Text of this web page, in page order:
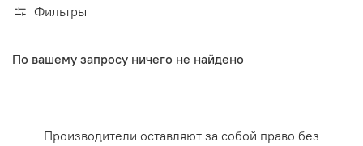
Фильтры
По вашему запросу ничего не найдено
Производители оставляют за собой право без